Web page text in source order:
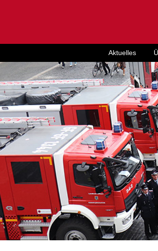
Aktuelles